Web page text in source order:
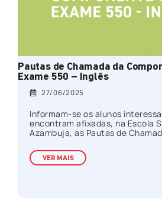
Pautas de Chamada da
Exame 550 – Inglês
27/06/2025
Informam-se os alunos
encontram afixadas, na Escola
Azambuja, as Pautas de
VER MAIS